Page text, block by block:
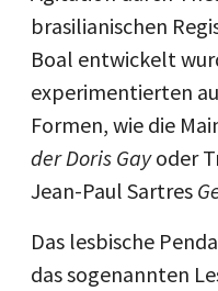
brasilianischen
Boal entwickelt
experimentierten
Formen, wie die
der Doris Gayoder
Jean-Paul Sartres
Das lesbische
das sogenannten